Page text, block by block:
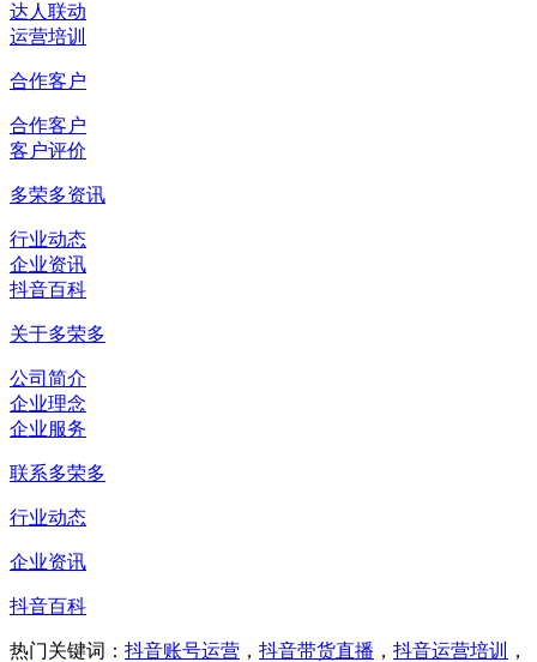
达人联动
运营培训
合作客户
合作客户
客户评价
多荣多资讯
行业动态
企业资讯
抖音百科
关于多荣多
公司简介
企业理念
企业服务
联系多荣多
行业动态
企业资讯
抖音百科
热门关键词： 抖音账号运营 ， 抖音带货直播 ， 抖音运营培训
，